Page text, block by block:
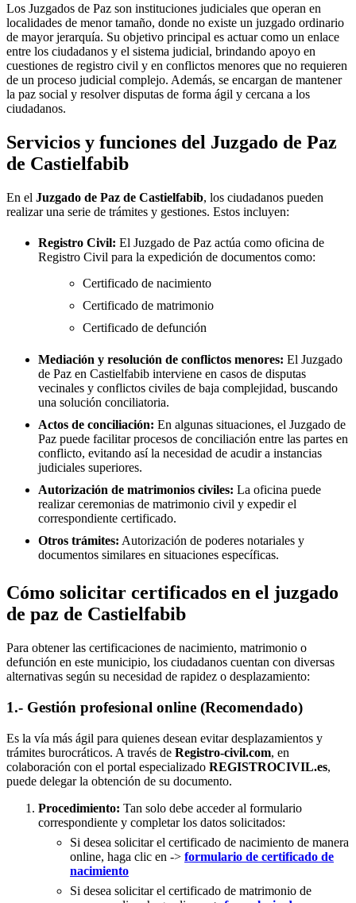
Los Juzgados de Paz son instituciones judiciales que operan en
localidades de menor tamaño, donde no existe un juzgado ordinario
de mayor jerarquía. Su objetivo principal es actuar como un enlace
entre los ciudadanos y el sistema judicial, brindando apoyo en
cuestiones de registro civil y en conflictos menores que no requieren
de un proceso judicial complejo. Además, se encargan de mantener
la paz social y resolver disputas de forma ágil y cercana a los
ciudadanos.
Servicios y funciones del Juzgado de Paz
de Castielfabib
En el Juzgado de Paz de Castielfabib, los ciudadanos pueden
realizar una serie de trámites y gestiones. Estos incluyen:
Registro Civil: El Juzgado de Paz actúa como oficina de
Registro Civil para la expedición de documentos como:
Certificado de nacimiento
Certificado de matrimonio
Certificado de defunción
Mediación y resolución de conflictos menores: El Juzgado
de Paz en Castielfabib interviene en casos de disputas
vecinales y conflictos civiles de baja complejidad, buscando
una solución conciliatoria.
Actos de conciliación: En algunas situaciones, el Juzgado de
Paz puede facilitar procesos de conciliación entre las partes en
conflicto, evitando así la necesidad de acudir a instancias
judiciales superiores.
Autorización de matrimonios civiles: La oficina puede
realizar ceremonias de matrimonio civil y expedir el
correspondiente certificado.
Otros trámites: Autorización de poderes notariales y
documentos similares en situaciones específicas.
Cómo solicitar certificados en el juzgado
de paz de Castielfabib
Para obtener las certificaciones de nacimiento, matrimonio o
defunción en este municipio, los ciudadanos cuentan con diversas
alternativas según su necesidad de rapidez o desplazamiento:
1.- Gestión profesional online (Recomendado)
Es la vía más ágil para quienes desean evitar desplazamientos y
trámites burocráticos. A través de Registro-civil.com, en
colaboración con el portal especializado REGISTROCIVIL.es,
puede delegar la obtención de su documento.
Procedimiento: Tan solo debe acceder al formulario
correspondiente y completar los datos solicitados:
Si desea solicitar el certificado de nacimiento de manera
online, haga clic en -> formulario de certificado de
nacimiento
Si desea solicitar el certificado de matrimonio de